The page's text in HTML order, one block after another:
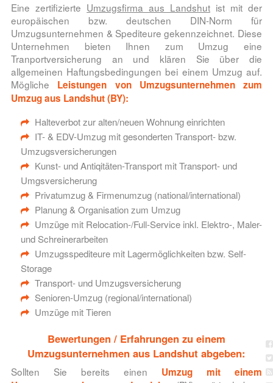
Eine zertifizierte Umzugsfirma aus Landshutist mit der
europäischen bzw. deutschen DIN-Norm für
Umzugsunternehmen & Spediteure gekennzeichnet. Diese
Unternehmen bieten Ihnen zum Umzug eine
Tranportversicherung an und klären Sie über die
allgemeinen Haftungsbedingungen bei einem Umzug auf.
Mögliche Leistungen von Umzugsunternehmen zum
Umzug aus Landshut (BY):
Halteverbot zur alten/neuen Wohnung einrichten
IT- & EDV-Umzug mit gesonderten Transport- bzw.
Umzugsversicherungen
Kunst- und Antiqitäten-Transport mit Transport- und
Umgsversicherung
Privatumzug & Firmenumzug (national/international)
Planung & Organisation zum Umzug
Umzüge mit Relocation-/Full-Service inkl. Elektro-, Maler-
und Schreinerarbeiten
Umzugsspediteure mit Lagermöglichkeiten bzw. Self-
Storage
Transport- und Umzugsversicherung
Senioren-Umzug (regional/international)
Umzüge mit Tieren
Bewertungen / Erfahrungen zu einem
Umzugsunternehmen aus Landshut abgeben:
Sollten Sie bereits einen Umzug mit einem